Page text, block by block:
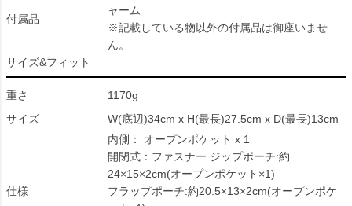
付属品
ャーム
※記載している物以外の付属品は御座いませ
ん。
サイズ&フィット
重さ
1170g
サイズ
W(底辺)34cm x H(最長)27.5cm x D(最長)13cm
仕様
内側： オープンポケット x 1
開閉式：ファスナー ジップポーチ:約
24×15×2cm(オープンポケット×1)
フラップポーチ:約20.5×13×2cm(オープンポケ